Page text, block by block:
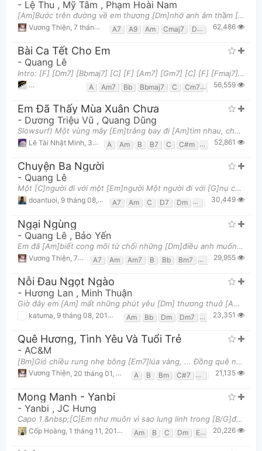
- Lệ Thu , Mỹ Tâm , Phạm Hoài Nam
[Am]Bước trên đường về em thương [Dm]nhớ anh âm thầm [G7]Nhớ bao hẹn thề xưa êm [Cmaj7]ấm [Gm]Nhữn
Vương Thiện 7 tháng 10, 2017 lúc 05:03am A7 A9 Am Cmaj7 Dm E7 F G
62,486
Bài Ca Tết Cho Em
- Quang Lê
Intro: [F] [Dm7] [Bbmaj7] [C] [F] [Am7] [Gm7] [C] [F] [Fmaj7]Tết này anh không thèm kẹo [Am7]mứt
phamsangto2906 18 tháng 09, 2024 lúc 01:14am
A Am7 Bb Bbmaj7 C Cm7 D7 Dm7
56,559
Em Đã Thấy Mùa Xuân Chưa
- Dương Triệu Vũ , Quang Dũng
Slowsurf) Một vùng mây [Em]trắng bay đi [Am]tìm nhau, chẳng còn [G]thấy đâu mắt em [Em]hoen sầu vì
Lê Tài Nhật Minh 3 tháng 07, 2018 lúc 03:23pm A Am B B7 C C#m D E Em
52,861
Chuyện Ba Người
- Quang Lê
Một [C]người đi với một [Em]người Một người đi với [G]nụ cười hắt [C]hiu Hai [Dm]người vui biết bao
doantuoi, 9 tháng 08, 2013 lúc 02:50pm A7 Am C D7 Dm E E7 Em G
30,449
Ngại Ngùng
- Quang Lê , Bảo Yến
Em đã [Am]biết cong môi từ chối những [Dm]điều anh muốn [Am]nói. Em đã [Am]biết xa [G]lâu thì [F]n
Vương Thiện 7 tháng 10, 2018 lúc 09:31am A7 Am Am7 B Bb Bm7 C D Dm
29,955
Nỗi Đau Ngọt Ngào
- Hương Lan , Minh Thuận
Giờ đây em [Am] mất những phút yêu [Dm] thương thuở [Am] nào Từ khi anh [F] đến mang những yêu thươ
katuma 9 tháng 08, 2013 lúc 03:17am Am Bb Dm Dm7 E E7 F
23,351
Quê Hương, Tình Yêu Và Tuổi Trẻ
- AC&M
[Bm]Gió chiều rung nhẹ bông [Em7]lúa vàng, ... Đồng quê ngát [A]hương đang êm ru muôn âm thanh dịu
Vương Thiện 20 tháng 01, 2019 lúc 09:43pm A B Bm C#7 D Em F#
21,135
Mong Manh - Yanbi
- Yanbi , JC Hưng
Capo 1 &nbsp;[C]Em như muôn vì sao lung linh trong [B/G]đêm anh nhìn ngắm [Am]Em như bao lời ca t
Cốp Hoàng 1 tháng 11, 2013 lúc 08:23am Am B C Dm Em F G
20,226